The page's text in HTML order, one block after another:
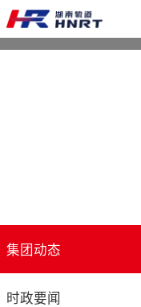
集团动态
时政要闻